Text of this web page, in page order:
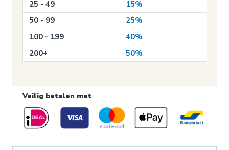
25 - 49
15%
50 - 99
25%
100 - 199
40%
200+
50%
Veilig betalen met